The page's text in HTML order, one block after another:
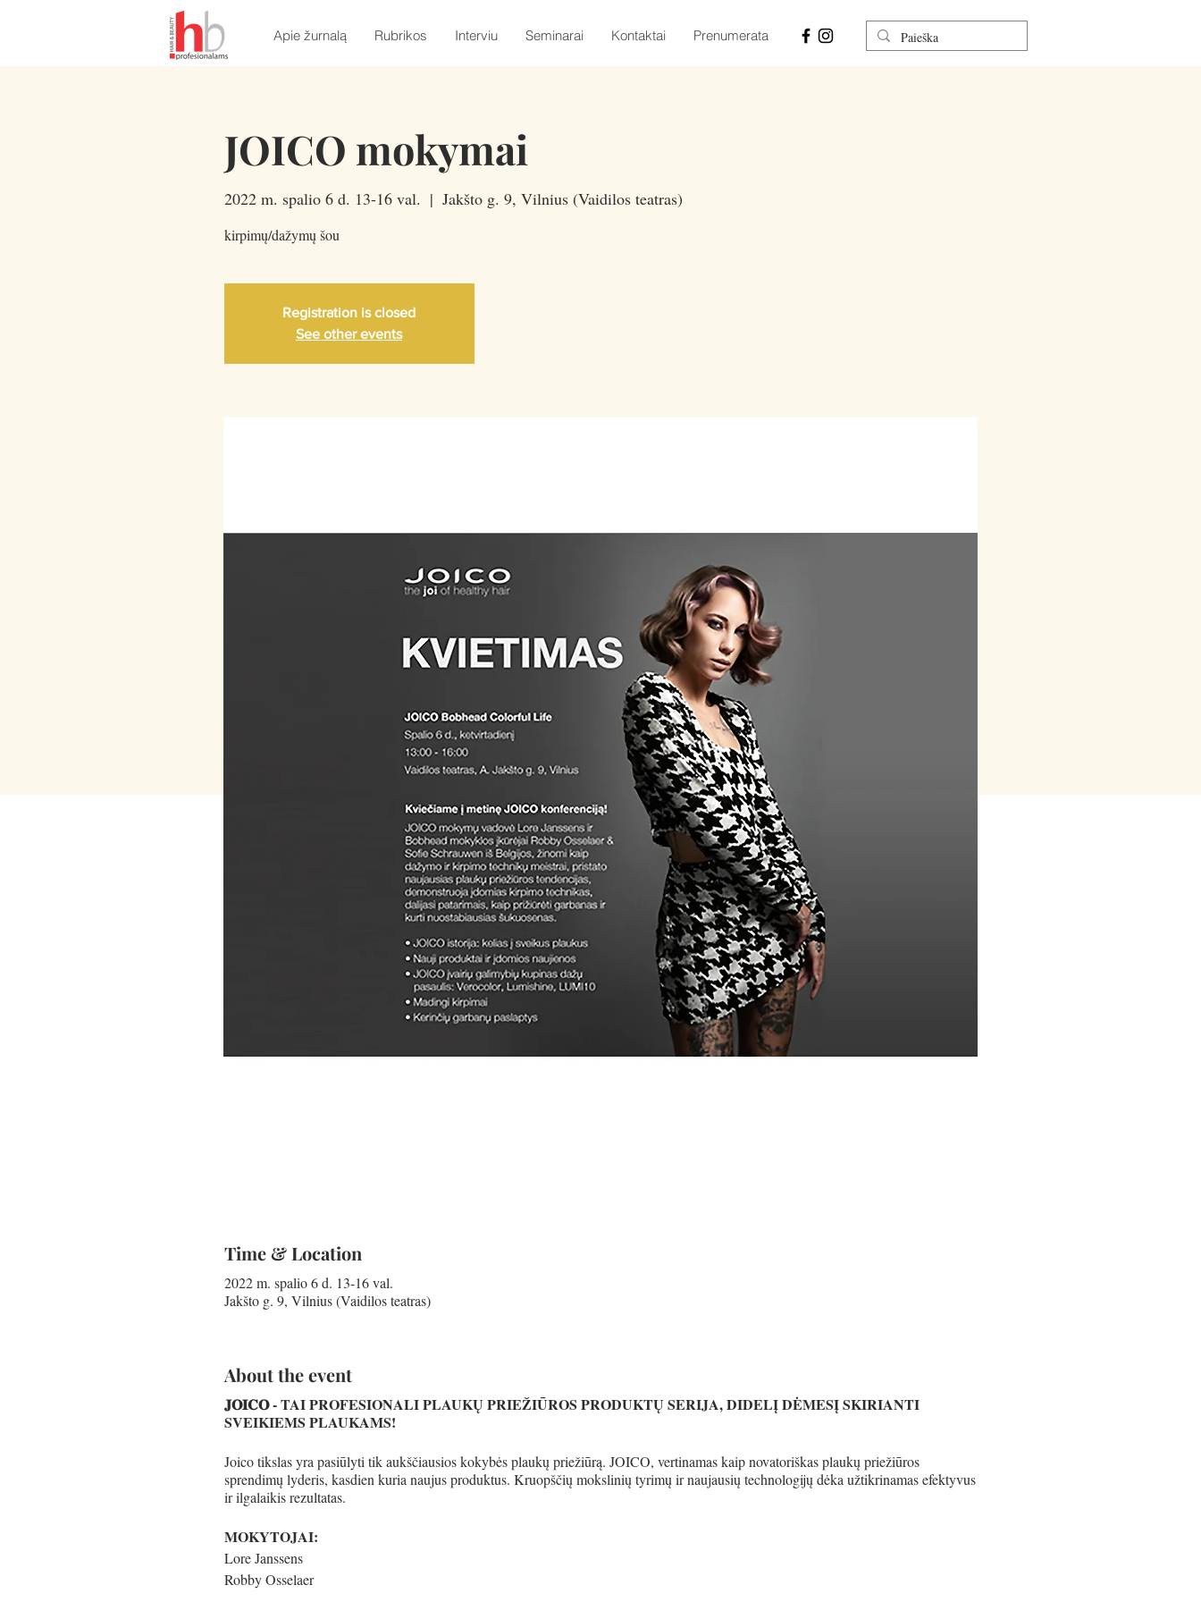
Apie žurnalą Rubrikos Interviu Seminarai Kontaktai Prenumerata
JOICO mokymai
2022 m. spalio 6 d. 13-16 val.
  |
Jakšto g. 9, Vilnius (Vaidilos teatras)
kirpimų/dažymų šou
Registration is closed
See other events
Time & Location
2022 m. spalio 6 d. 13-16 val.
Jakšto g. 9, Vilnius (Vaidilos teatras)
About the event
𝐉𝐎𝐈𝐂𝐎 - TAI PROFESIONALI PLAUKŲ PRIEŽIŪROS PRODUKTŲ SERIJA, DIDELĮ DĖMESĮ SKIRIANTI
SVEIKIEMS PLAUKAMS!
Joico tikslas yra pasiūlyti tik aukščiausios kokybės plaukų priežiūrą. JOICO, vertinamas kaip novatoriškas plaukų priežiūros
sprendimų lyderis, kasdien kuria naujus produktus. Kruopščių mokslinių tyrimų ir naujausių technologijų dėka užtikrinamas efektyvus
ir ilgalaikis rezultatas.
MOKYTOJAI:
Lore Janssens
Robby Osselaer